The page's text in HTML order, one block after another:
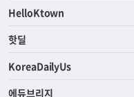
ASK미국
HelloKtown
핫딜